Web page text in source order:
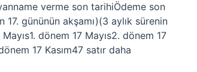
verme son tarihiÖdeme son
gününün akşamı)(3 aylık sürenin
dönem 17 Mayıs2. dönem 17
17 Kasım47 satır daha